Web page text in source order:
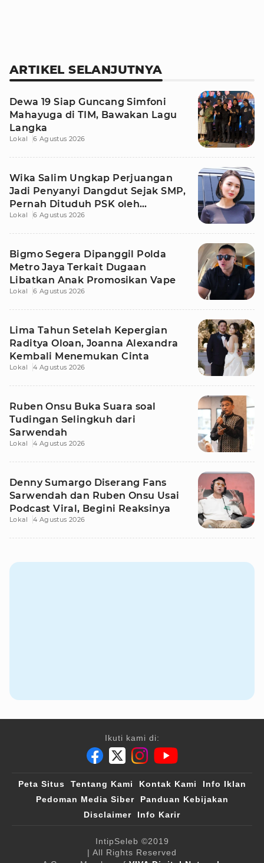
ARTIKEL SELANJUTNYA
Dewa 19 Siap Guncang Simfoni
Mahayuga di TIM, Bawakan Lagu
Langka
Lokal 6 Agustus 2026
Wika Salim Ungkap Perjuangan
Jadi Penyanyi Dangdut Sejak SMP,
Pernah Dituduh PSK oleh
Tetangga
Lokal 6 Agustus 2026
Bigmo Segera Dipanggil Polda
Metro Jaya Terkait Dugaan
Libatkan Anak Promosikan Vape
Lokal 6 Agustus 2026
Lima Tahun Setelah Kepergian
Raditya Oloan, Joanna Alexandra
Kembali Menemukan Cinta
Lokal 4 Agustus 2026
Ruben Onsu Buka Suara soal
Tudingan Selingkuh dari
Sarwendah
Lokal 4 Agustus 2026
Denny Sumargo Diserang Fans
Sarwendah dan Ruben Onsu Usai
Podcast Viral, Begini Reaksinya
Lokal 4 Agustus 2026
Ikuti kami di:
Peta Situs Tentang Kami Kontak Kami
Info Iklan
Pedoman Media Siber
Panduan Kebijakan
Disclaimer
Info Karir
IntipSeleb ©2019
| All Rights Reserved